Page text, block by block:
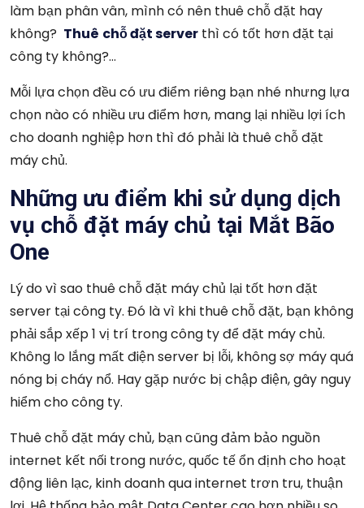
làm bạn phân vân, mình có nên thuê chỗ đặt hay
không? Thuê chỗ đặt server thì có tốt hơn đặt tại
công ty không?…
Mỗi lựa chọn đều có ưu điểm riêng bạn nhé nhưng lựa
chọn nào có nhiều ưu điểm hơn, mang lại nhiều lợi ích
cho doanh nghiệp hơn thì đó phải là thuê chỗ đặt
máy chủ.
Những ưu điểm khi sử dụng dịch
vụ chỗ đặt máy chủ tại Mắt Bão
One
Lý do vì sao thuê chỗ đặt máy chủ lại tốt hơn đặt
server tại công ty. Đó là vì khi thuê chỗ đặt, bạn không
phải sắp xếp 1 vị trí trong công ty để đặt máy chủ.
Không lo lắng mất điện server bị lỗi, không sợ máy quá
nóng bị cháy nổ. Hay gặp nước bị chập điện, gây nguy
hiểm cho công ty.
Thuê chỗ đặt máy chủ, bạn cũng đảm bảo nguồn
internet kết nối trong nước, quốc tế ổn định cho hoạt
động liên lạc, kinh doanh qua internet trơn tru, thuận